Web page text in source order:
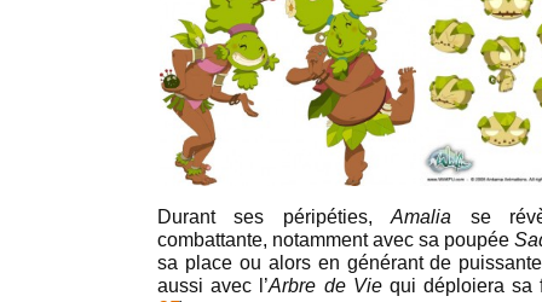
Durant ses péripéties,Amalia se
combattante, notamment avec sa poupée
sa place ou alors en générant de
aussi avec l’Arbre de Viequi déploiera sa